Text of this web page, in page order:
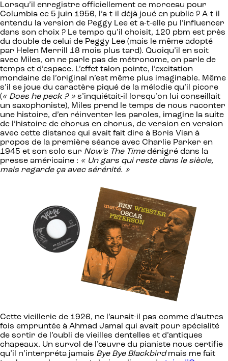
Lorsqu’il enregistre officiellement ce morceau pour
Columbia ce 5 juin 1956, l’a-t-il déjà joué en public ? A-t-il
entendu la version de Peggy Lee et a-t-elle pu l’influencer
dans son choix ? Le tempo qu’il choisit, 120 pbm est près
du double de celui de Peggy Lee (mais le même adopté
par Helen Merrill 18 mois plus tard). Quoiqu’il en soit
avec Miles, on ne parle pas de métronome, on parle de
temps et d’espace. L’effet talon-pointe, l’excitation
mondaine de l’original n’est même plus imaginable. Même
s’il se joue du caractère piqué de la mélodie qu’il picore
(« Does he peck ? » s’inquiétait-il lorsqu’on lui conseillait
un saxophoniste), Miles prend le temps de nous raconter
une histoire, d’en réinventer les paroles, imagine la suite
de l’histoire de chorus en chorus, de version en version
avec cette distance qui avait fait dire à Boris Vian à
propos de la première séance avec Charlie Parker en
1945 et son solo sur Now’s The Timedénigré dans la
presse américaine : « Un gars qui reste dans le siècle,
mais regarde ça avec sérénité. »
Cette vieillerie de 1926, ne l’aurait-il pas comme d’autres
fois empruntée à Ahmad Jamal qui avait pour spécialité
de sortir de l’oubli de vieilles dentelles et d’antiques
chapeaux. Un survol de l’œuvre du pianiste nous certifie
qu’il n’interpréta jamais Bye Bye Blackbirdmais me fait